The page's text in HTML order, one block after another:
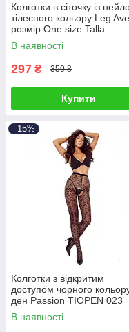
Колготки в сіточку із
тілесного кольору Leg
розмір Оne size Talla
В наявності
297 ₴ 350 ₴
Купити
–15%
Колготки з відкритим
доступом чорного
ден Passion TIOPEN 023
розміри 1/2 Talla
В наявності